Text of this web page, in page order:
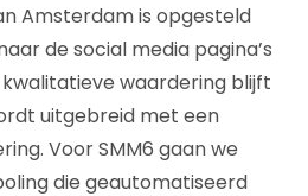
Amsterdam is opgesteld
de social media pagina’s
waardering blijft
uitgebreid met een
Voor SMM6 gaan we
die geautomatiseerd